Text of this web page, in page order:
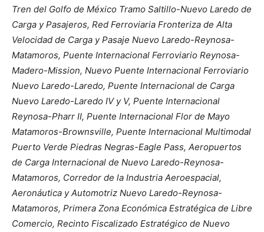
Tren del Golfo de México Tramo Saltillo-Nuevo Laredo de
Carga y Pasajeros, Red Ferroviaria Fronteriza de Alta
Velocidad de Carga y Pasaje Nuevo Laredo-Reynosa-
Matamoros, Puente Internacional Ferroviario Reynosa-
Madero-Mission, Nuevo Puente Internacional Ferroviario
Nuevo Laredo-Laredo, Puente Internacional de Carga
Nuevo Laredo-Laredo IV y V, Puente Internacional
Reynosa-Pharr II, Puente Internacional Flor de Mayo
Matamoros-Brownsville, Puente Internacional Multimodal
Puerto Verde Piedras Negras-Eagle Pass, Aeropuertos
de Carga Internacional de Nuevo Laredo-Reynosa-
Matamoros, Corredor de la Industria Aeroespacial,
Aeronáutica y Automotriz Nuevo Laredo-Reynosa-
Matamoros, Primera Zona Económica Estratégica de Libre
Comercio, Recinto Fiscalizado Estratégico de Nuevo